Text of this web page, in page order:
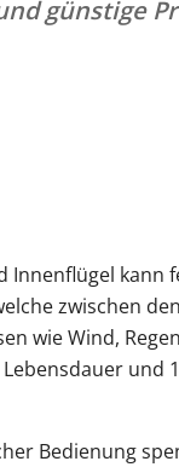
günstige
Innenflügel kann
zwischen
wie Wind,
und
Bedienung